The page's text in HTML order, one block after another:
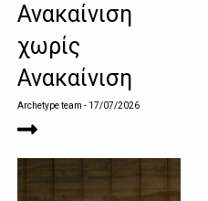
Ανακαίνιση
χωρίς
Ανακαίνιση
Archetype team - 17/07/2026